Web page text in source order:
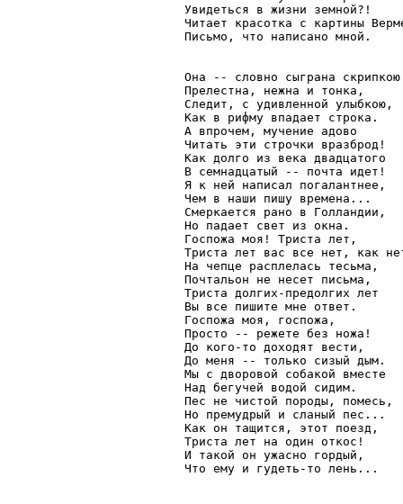
Увидеться в жизни земной?!
Читает красотка с картины
Письмо, что написано мной.
Она -- словно сыграна
Прелестна, нежна и тонка,
Следит, с удивленной улыбкою,
Как в рифму впадает строка.
А впрочем, мучение адово
Читать эти строчки вразброд!
Как долго из века двадцатого
В семнадцатый -- почта идет!
Я к ней написал погалантнее,
Чем в наши пишу времена...
Смеркается рано в Голландии,
Но падает свет из окна.
Госпожа моя! Триста лет,
Триста лет вас все нет, как
На чепце расплелась тесьма,
Почтальон не несет письма,
Триста долгих-предолгих лет
Вы все пишите мне ответ.
Госпожа моя, госпожа,
Просто -- режете без ножа!
До кого-то доходят вести,
До меня -- только сизый дым.
Мы с дворовой собакой вместе
Над бегучей водой сидим.
Пес не чистой породы, помесь,
Но премудрый и сланый пес...
Как он тащится, этот поезд,
Триста лет на один откос!
И такой он ужасно гордый,
Что ему и гудеть-то лень...